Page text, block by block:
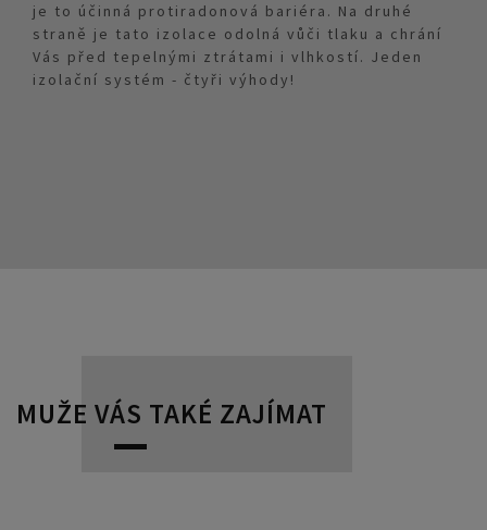
je to účinná protiradonová bariéra. Na druhé
straně je tato izolace odolná vůči tlaku a chrání
Vás před tepelnými ztrátami i vlhkostí. Jeden
izolační systém - čtyři výhody!
MUŽE VÁS TAKÉ ZAJÍMAT